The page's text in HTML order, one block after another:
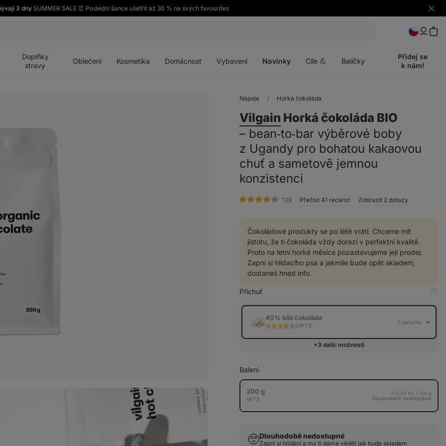
3 dny SUMMER SALE ⏰ Poslední šance ušetřit až 30 % na svých favourites
Skrýt
Doplňky
stravy
Oblečení Kosmetika Domácnost Vybavení Novinky Cíle 💪 Balíčky
Přidej se
k nám!
Nápoje Horká čokoláda
Vilgain Horká čokoláda BIO
⁠–⁠ bean‑to‑bar výběrové boby
z Ugandy pro bohatou kakaovou
chuť a sametově jemnou
konzistenci
129hodnocení
Přečíst 41 recenzí Zobrazit 2 dotazy
Čokoládové produkty se po létě vrátí. Chceme mít
jistotu, že ti čokoláda vždy dorazí v perfektní kvalitě.
Proto na letní horké měsíce pozastavujeme její prodej.
Zapni si hlídacího psa a jakmile bude opět skladem,
dostaneš hned info.
Příchuť
40% bílá čokoláda
6 73 1 varianta
+3 další možnosti
Balení
200 g
73
174,50 Kč / 100 g
Dlouhodobě nedostupné
🥺Dlouhodobě nedostupné
Zapni si hlídání a my ti dáme vědět jak bude skladem